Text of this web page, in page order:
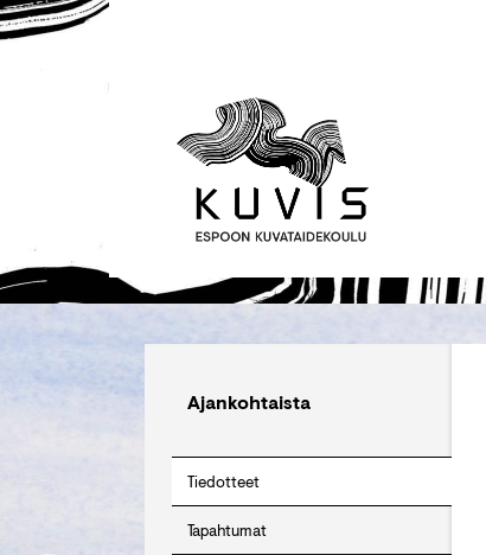
Ajankohtaista
Tiedotteet
Tapahtumat